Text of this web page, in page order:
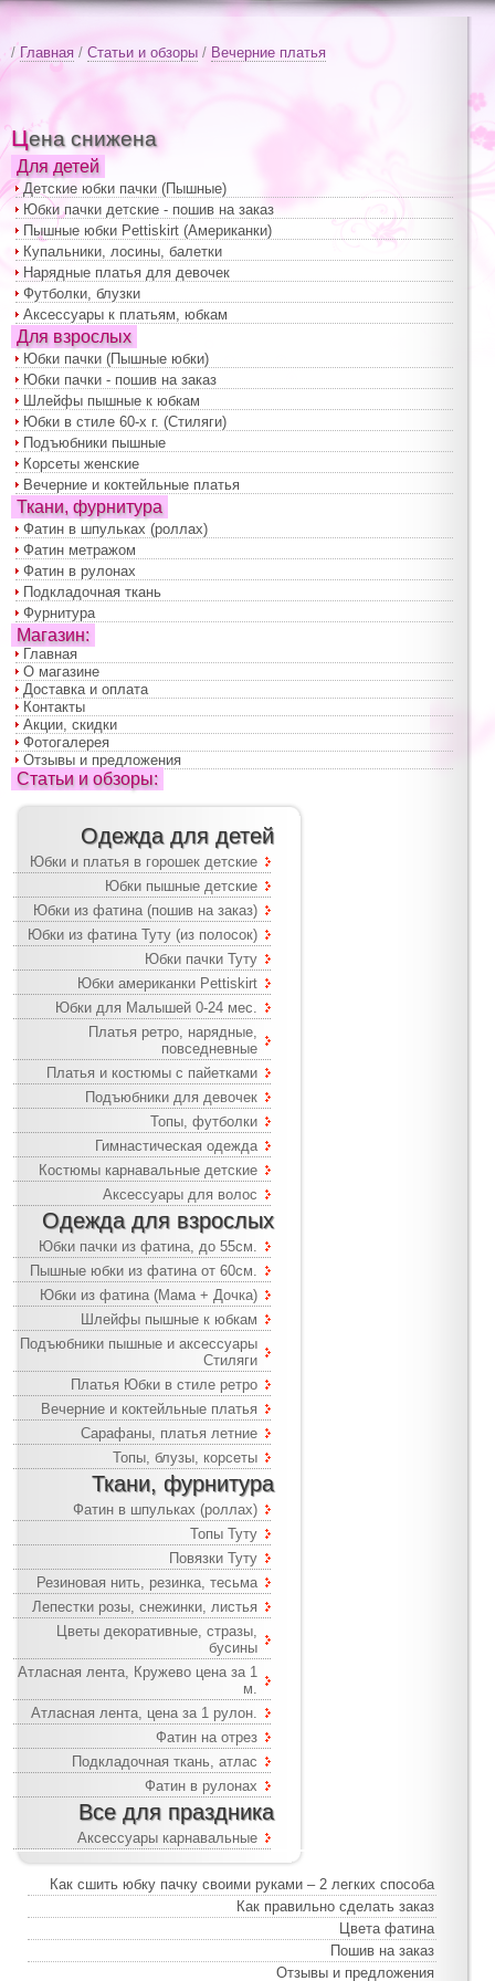
/Главная / Статьи и обзоры / Вечерние платья
Цена снижена
Для детей
Детские юбки пачки (Пышные)
Юбки пачки детские - пошив на заказ
Пышные юбки Pettiskirt (Американки)
Купальники, лосины, балетки
Нарядные платья для девочек
Футболки, блузки
Аксессуары к платьям, юбкам
Для взрослых
Юбки пачки (Пышные юбки)
Юбки пачки - пошив на заказ
Шлейфы пышные к юбкам
Юбки в стиле 60-х г. (Стиляги)
Подъюбники пышные
Корсеты женские
Вечерние и коктейльные платья
Ткани, фурнитура
Фатин в шпульках (роллах)
Фатин метражом
Фатин в рулонах
Подкладочная ткань
Фурнитура
Магазин:
Главная
О магазине
Доставка и оплата
Контакты
Акции, скидки
Фотогалерея
Отзывы и предложения
Статьи и обзоры:
Одежда для детей
Юбки и платья в горошек детские
Юбки пышные детские
Юбки из фатина (пошив на заказ)
Юбки из фатина Туту (из полосок)
Юбки пачки Туту
Юбки американки Pettiskirt
Юбки для Малышей 0-24 мес.
Платья ретро, нарядные,
повседневные
Платья и костюмы с пайетками
Подъюбники для девочек
Топы, футболки
Гимнастическая одежда
Костюмы карнавальные детские
Аксессуары для волос
Одежда для взрослых
Юбки пачки из фатина, до 55см.
Пышные юбки из фатина от 60см.
Юбки из фатина (Мама + Дочка)
Шлейфы пышные к юбкам
Подъюбники пышные и аксессуары
Стиляги
Платья Юбки в стиле ретро
Вечерние и коктейльные платья
Сарафаны, платья летние
Топы, блузы, корсеты
Ткани, фурнитура
Фатин в шпульках (роллах)
Топы Туту
Повязки Туту
Резиновая нить, резинка, тесьма
Лепестки розы, снежинки, листья
Цветы декоративные, стразы,
бусины
Атласная лента, Кружево цена за 1
м.
Атласная лента, цена за 1 рулон.
Фатин на отрез
Подкладочная ткань, атлас
Фатин в рулонах
Все для праздника
Аксессуары карнавальные
Как сшить юбку пачку своими руками – 2 легких способа
Как правильно сделать заказ
Цвета фатина
Пошив на заказ
Отзывы и предложения